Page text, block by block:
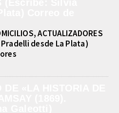
que participaba de la
encontró hoy el cuerpo sin
la persona que se buscaba
EL FEDERAL TRAS UN
ACTUALIZADORES
desde La Plata)